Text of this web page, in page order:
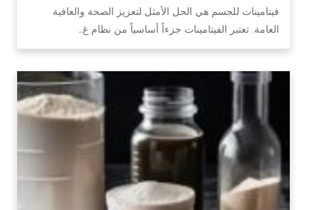
فيتامينات للجسم هي الحل الأمثل لتعزيز الصحة والعافية
العامة. تعتبر الفيتامينات جزءاً أساسياً من نظام غ…